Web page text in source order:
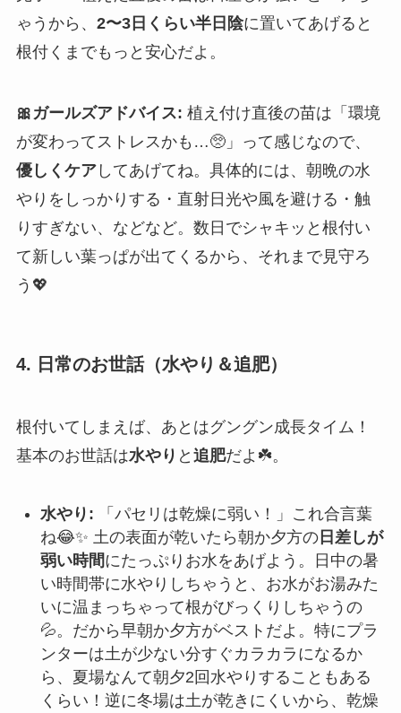
ゃうから、 2〜3日くらい半日陰に置いてあげると
根付くまでもっと安心だよ。
🎀ガールズアドバイス: 植え付け直後の苗は「環境
が変わってストレスかも…🥺」って感じなので、
優しくケアしてあげてね。具体的には、朝晩の水
やりをしっかりする・直射日光や風を避ける・触
りすぎない、などなど。数日でシャキッと根付い
て新しい葉っぱが出てくるから、それまで見守ろ
う💖
4. 日常のお世話（水やり＆追肥）
根付いてしまえば、あとはグングン成長タイム！
基本のお世話は水やり と 追肥だよ☘️。
水やり: 「パセリは乾燥に弱い！」これ合言葉
ね😂✨ 土の表面が乾いたら朝か夕方の日差しが
弱い時間にたっぷりお水をあげよう。日中の暑
い時間帯に水やりしちゃうと、お水がお湯みた
いに温まっちゃって根がびっくりしちゃうの
💦。だから早朝か夕方がベストだよ。特にプラ
ンターは土が少ない分すぐカラカラになるか
ら、夏場なんて朝夕2回水やりすることもある
くらい！逆に冬場は土が乾きにくいから、乾燥